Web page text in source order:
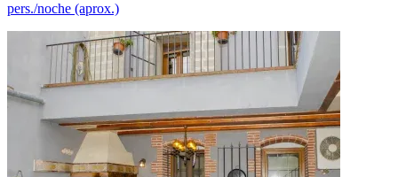
pers./noche (aprox.)